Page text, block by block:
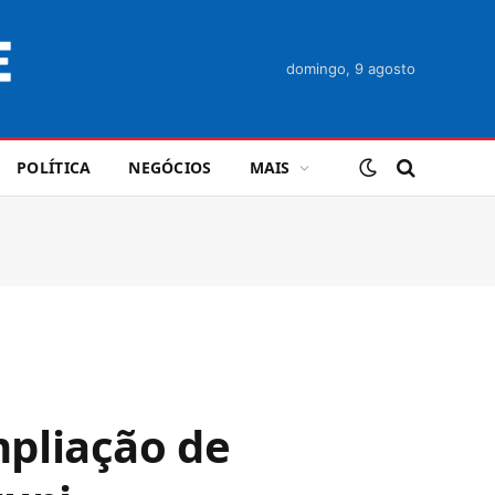
domingo, 9 agosto
POLÍTICA NEGÓCIOS MAIS
de